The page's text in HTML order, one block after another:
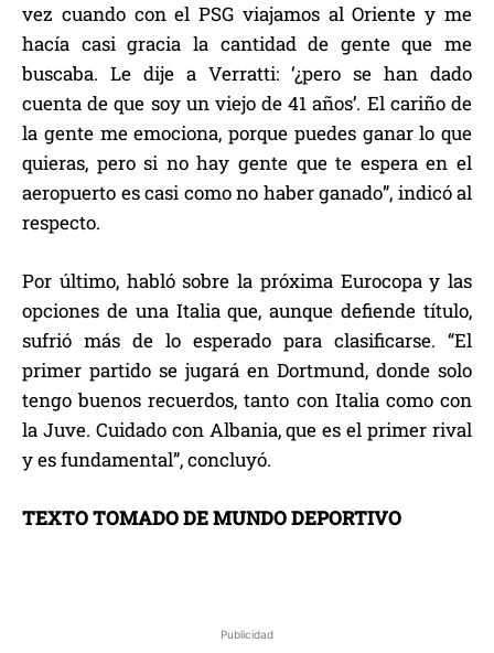
Publicidad
vez cuando con el PSG viajamos al Oriente y me
hacía casi gracia la cantidad de gente que me
buscaba. Le dije a Verratti: ‘¿pero se han dado
cuenta de que soy un viejo de 41 años’. El cariño de
la gente me emociona, porque puedes ganar lo que
quieras, pero si no hay gente que te espera en el
aeropuerto es casi como no haber ganado”, indicó al
respecto.
Por último, habló sobre la próxima Eurocopa y las
opciones de una Italia que, aunque defiende título,
sufrió más de lo esperado para clasificarse. “El
primer partido se jugará en Dortmund, donde solo
tengo buenos recuerdos, tanto con Italia como con
la Juve. Cuidado con Albania, que es el primer rival
y es fundamental”, concluyó.
TEXTO TOMADO DE MUNDO DEPORTIVO